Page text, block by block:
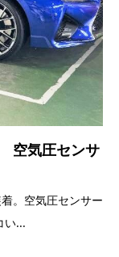
空気圧センサ
。空気圧センサー
い...